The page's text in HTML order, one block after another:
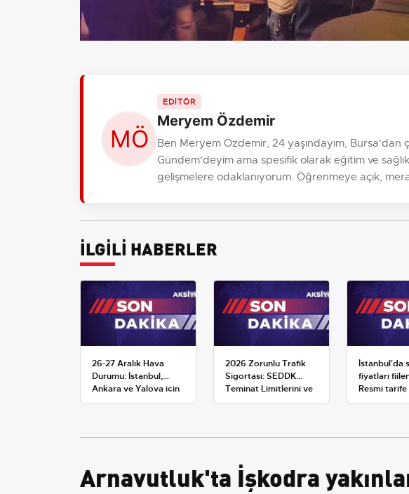
EDİTÖR
Meryem Özdemir
Ben Meryem Özdemir, 24 yaşındayım, Bursa'dan
Gündem'deyim ama spesifik olarak eğitim ve
gelişmelere odaklanıyorum. Öğrenmeye açık,
İLGİLİ HABERLER
26-27 Aralık Hava
Durumu: İstanbul,
Ankara ve Yalova için
Kar Tahminleri
2026 Zorunlu Trafik
Sigortası: SEDDK
Teminat Limitlerini ve
Çoklu Araç Tarifesini
İstanbul'da
fiyatları
Resmi tarife
satışlar 20-
Arnavutluk'ta İşkodra